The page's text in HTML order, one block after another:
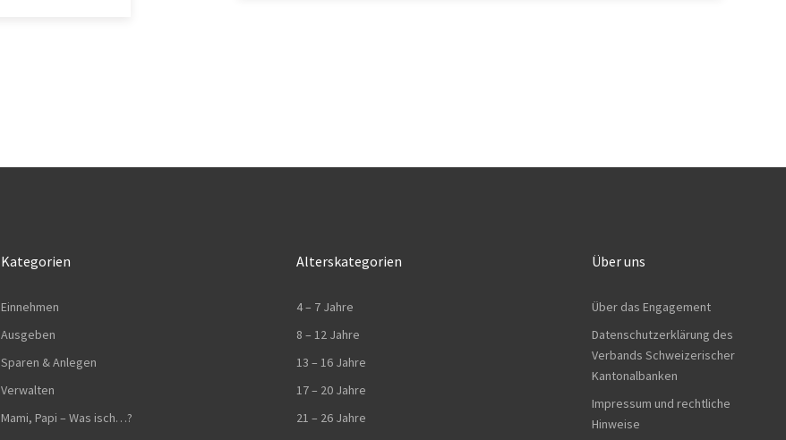
Kategorien
Einnehmen
Ausgeben
Sparen & Anlegen
Verwalten
Mami, Papi – Was isch…?
Alterskategorien
4 – 7 Jahre
8 – 12 Jahre
13 – 16 Jahre
17 – 20 Jahre
21 – 26 Jahre
Über uns
Über das Engagement
Datenschutzerklärung des
Verbands Schweizerischer
Kantonalbanken
Impressum und rechtliche
Hinweise